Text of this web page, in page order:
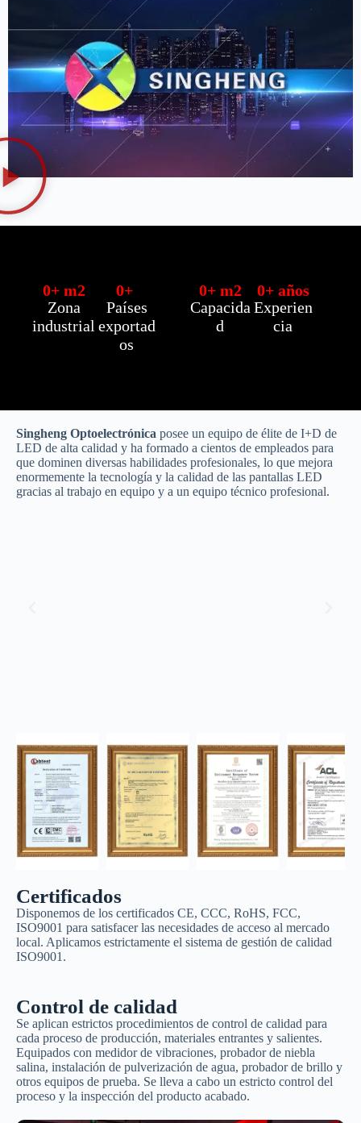
0+ m2
Zona
industrial
0+
Países
exportad
os
0+ m2
Capacida
d
0+ años
Experien
cia
Singheng Optoelectrónica posee un equipo de élite de I+D de
LED de alta calidad y ha formado a cientos de empleados para
que dominen diversas habilidades profesionales, lo que mejora
enormemente la tecnología y la calidad de las pantallas LED
gracias al trabajo en equipo y a un equipo técnico profesional.
Certificados
Disponemos de los certificados CE, CCC, RoHS, FCC,
ISO9001 para satisfacer las necesidades de acceso al mercado
local. Aplicamos estrictamente el sistema de gestión de calidad
ISO9001.
Control de calidad
Se aplican estrictos procedimientos de control de calidad para
cada proceso de producción, materiales entrantes y salientes.
Equipados con medidor de vibraciones, probador de niebla
salina, instalación de pulverización de agua, probador de brillo y
otros equipos de prueba. Se lleva a cabo un estricto control del
proceso y la inspección del producto acabado.